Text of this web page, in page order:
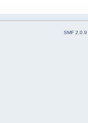
SMF 2.0.9